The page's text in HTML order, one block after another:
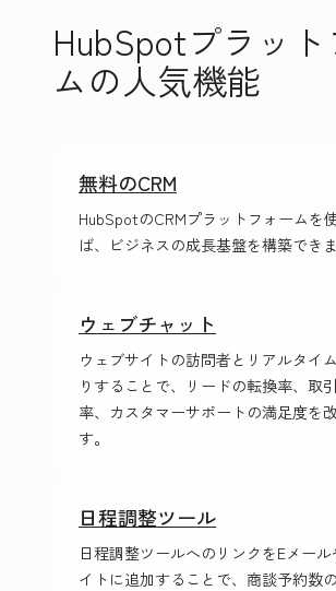
HubSpotプラッ
ムの人気機能
無料のCRM
HubSpotのCRMプラットフォームを
ば、ビジネスの成長基盤を構築できま
ウェブチャット
ウェブサイトの訪問者とリアルタイ
りすることで、リードの転換率、取
率、カスタマーサポートの満足度を
す。
日程調整ツール
日程調整ツールへのリンクをE‍メ‍ー‍
イトに追加することで、商談予約数